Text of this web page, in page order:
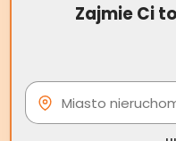
rodzicach
się ubiegać
Zajmie Ci